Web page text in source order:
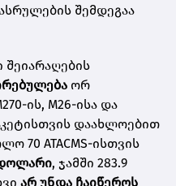
შემდეგაა
ორ
ის, M26-ისა და
დაახლოებით
70 ATACMS-ისთვის
, ჯამში 283.9
არ უნდა ჩაიწეროს